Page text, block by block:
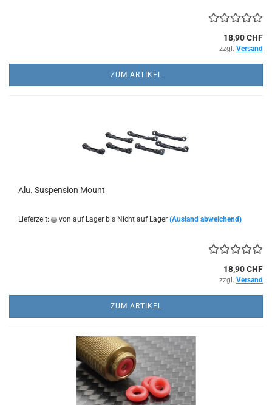
18,90 CHF
zzgl. Versand
ZUM ARTIKEL
Alu. Suspension Mount
Lieferzeit: von auf Lager bis Nicht auf Lager (Ausland abweichend)
18,90 CHF
zzgl. Versand
ZUM ARTIKEL